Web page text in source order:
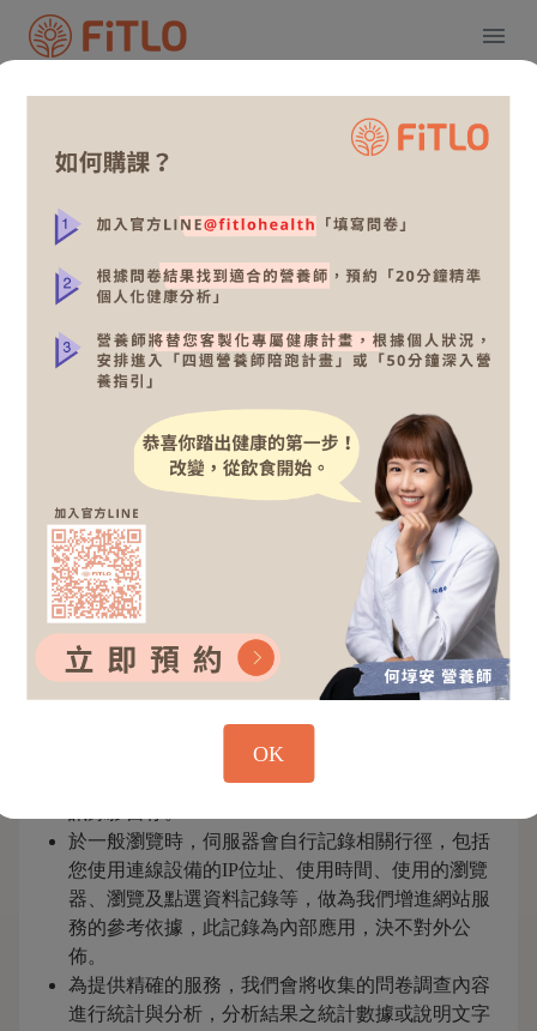
非常歡迎您光臨「FiTLO」（以下簡稱本網站），為了
讓您能夠安心的使用本網站的各項服務與資訊，特此向
您說明本網站的隱私權保護政策，以保障您的權益，請
您詳閱下列內容：
一、隱私權保護政策的適用範圍
隱私權保護政策內容，包括本網站如何處理在您使用網
站服務時收集到的個人識別資料。隱私權保護政策不適
用於本網站以外的相關連結網站，也不適用於非本網站
所委託或參與管理的人員。
二、個人資料的蒐集、處理及利用方式
當您造訪本網站或使用本網站所提供之功能服務
時，我們將視該服務功能性質，請您提供必要的個
人資料，並在該特定目的範圍內處理及利用您的個
人資料；非經您書面同意，本網站不會將個人資料
用於其他用途。
本網站在您使用服務信箱、問卷調查等互動性功能
時，會保留您所提供的姓名、電子郵件地址、聯絡
方式、身體數值數據及使用時間等。
如您使用線上課程進行方式即視訊，本網站會將視
於一般瀏覽時，伺服器會自行記錄相關行徑，包括
您使用連線設備的IP位址、使用時間、使用的瀏覽
器、瀏覽及點選資料記錄等，做為我們增進網站服
務的參考依據，此記錄為內部應用，決不對外公
佈。
為提供精確的服務，我們會將收集的問卷調查內容
進行統計與分析，分析結果之統計數據或說明文字
OK